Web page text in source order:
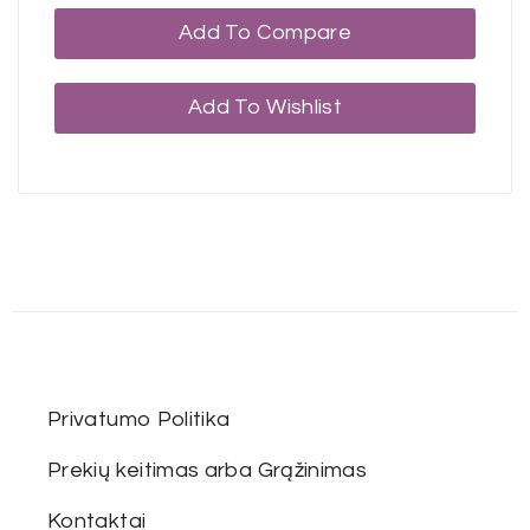
Add To Compare
Add To Wishlist
Privatumo Politika
Prekių keitimas arba Grąžinimas
Kontaktai